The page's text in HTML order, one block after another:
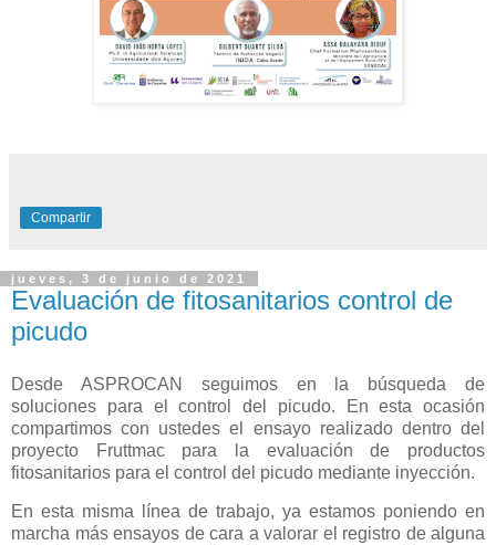
Compartir
jueves, 3 de junio de 2021
Evaluación de fitosanitarios control de
picudo
Desde ASPROCAN seguimos en la búsqueda de
soluciones para el control del picudo. En esta ocasión
compartimos con ustedes el ensayo realizado dentro del
proyecto Fruttmac para la evaluación de productos
fitosanitarios para el control del picudo mediante inyección.
En esta misma línea de trabajo, ya estamos poniendo en
marcha más ensayos de cara a valorar el registro de alguna